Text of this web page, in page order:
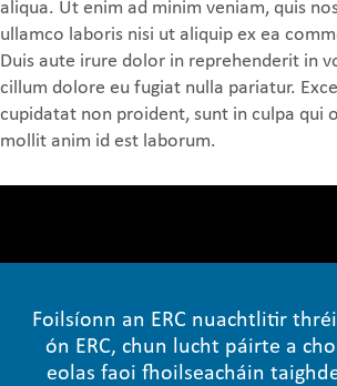
aliqua. Ut enim ad minim veniam, quis
ullamco laboris nisi ut aliquip ex ea
Duis aute irure dolor in reprehenderit in
cillum dolore eu fugiat nulla pariatur.
cupidatat non proident, sunt in culpa qui
mollit anim id est laborum.
Foilsíonn an ERC nuachtlitir
ón ERC, chun lucht páirte a
eolas faoi fhoilseacháin